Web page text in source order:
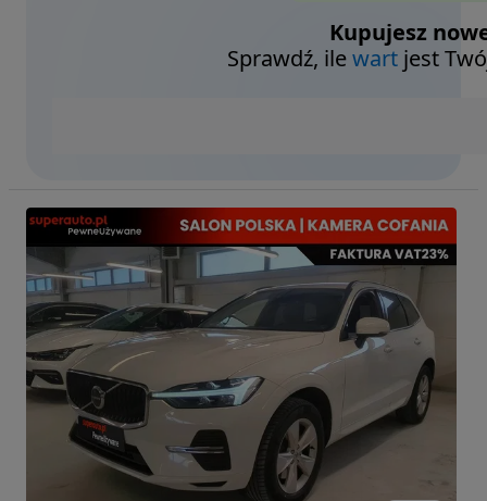
Kupujesz
Sprawdź, ilewart jest